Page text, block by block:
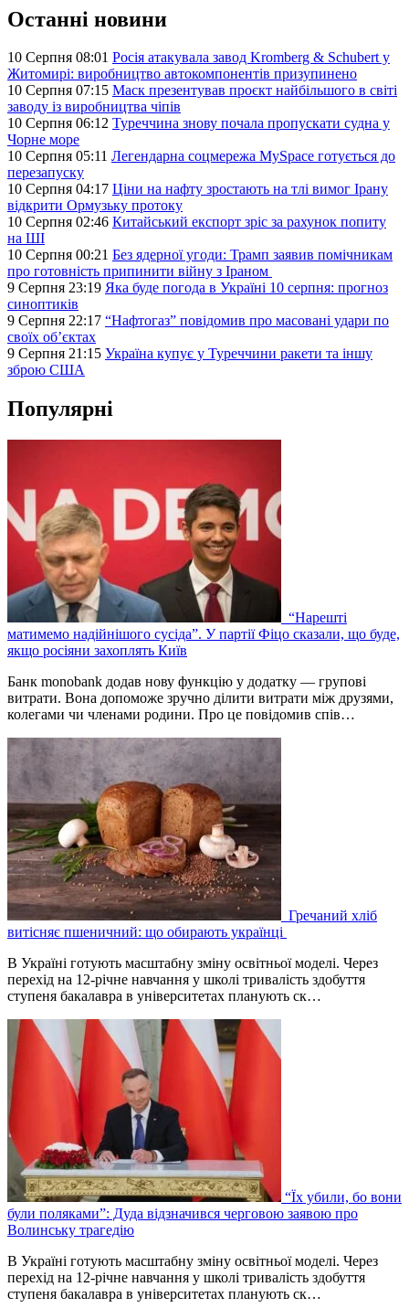
Останні новини
10 Серпня 08:01 Росія атакувала завод Kromberg & Schubert у
Житомирі: виробництво автокомпонентів призупинено
10 Серпня 07:15 Маск презентував проєкт найбільшого в світі
заводу із виробництва чіпів
10 Серпня 06:12 Туреччина знову почала пропускати судна у
Чорне море
10 Серпня 05:11 Легендарна соцмережа MySpace готується до
перезапуску
10 Серпня 04:17 Ціни на нафту зростають на тлі вимог Ірану
відкрити Ормузьку протоку
10 Серпня 02:46 Китайський експорт зріс за рахунок попиту
на ШІ
10 Серпня 00:21 Без ядерної угоди: Трамп заявив помічникам
про готовність припинити війну з Іраном
9 Серпня 23:19 Яка буде погода в Україні 10 серпня: прогноз
синоптиків
9 Серпня 22:17 “Нафтогаз” повідомив про масовані удари по
своїх об’єктах
9 Серпня 21:15 Україна купує у Туреччини ракети та іншу
зброю США
Популярні
“Нарешті
матимемо надійнішого сусіда”. У партії Фіцо сказали, що буде,
якщо росіяни захоплять Київ
Банк monobank додав нову функцію у додатку — групові
витрати. Вона допоможе зручно ділити витрати між друзями,
колегами чи членами родини. Про це повідомив спів…
Гречаний хліб
витісняє пшеничний: що обирають українці
В Україні готують масштабну зміну освітньої моделі. Через
перехід на 12-річне навчання у школі тривалість здобуття
ступеня бакалавра в університетах планують ск…
“Їх убили, бо вони
були поляками”: Дуда відзначився черговою заявою про
Волинську трагедію
В Україні готують масштабну зміну освітньої моделі. Через
перехід на 12-річне навчання у школі тривалість здобуття
ступеня бакалавра в університетах планують ск…